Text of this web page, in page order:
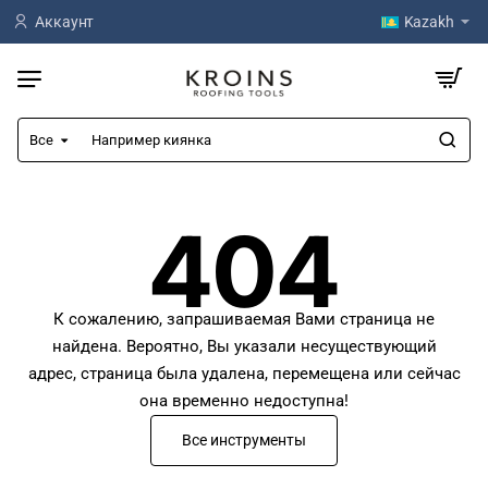
Аккаунт Kazakh
Все
Например
киянка
404
К сожалению, запрашиваемая Вами страница не
найдена. Вероятно, Вы указали несуществующий
адрес, страница была удалена, перемещена или сейчас
она временно недоступна!
Все инструменты